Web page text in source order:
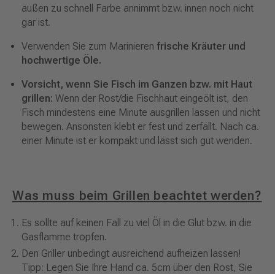
außen zu schnell Farbe annimmt bzw. innen noch nicht
gar ist.
Verwenden Sie zum Marinieren frische Kräuter und
hochwertige Öle.
Vorsicht, wenn Sie Fisch im Ganzen bzw. mit Haut
grillen: Wenn der Rost/die Fischhaut eingeölt ist, den
Fisch mindestens eine Minute ausgrillen lassen und nicht
bewegen. Ansonsten klebt er fest und zerfällt. Nach ca.
einer Minute ist er kompakt und lässt sich gut wenden.
Was muss beim Grillen beachtet werden?
Es sollte auf keinen Fall zu viel Öl in die Glut bzw. in die
Gasflamme tropfen.
Den Griller unbedingt ausreichend aufheizen lassen!
Tipp: Legen Sie Ihre Hand ca. 5cm über den Rost, Sie